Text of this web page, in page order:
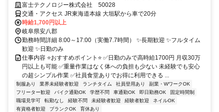
富士テクノロジー株式会社 50028
交通・アクセス JR東海道本線 大垣駅から車で20分
時給1,700円以上
岐阜県安八郡
勤務時間詳細 8:00～17:00（実働7.7時間） ✨長期歓迎 ✨フルタイム
歓迎 ✨日勤のみ
仕事内容 ⭐おすすめポイント⭐ ✅日勤のみで高時給1700円 月収30万
円以上も可能 ✅重量作業はなく体への負担も少ない 未経験でも安心
の超シンプル作業 ✅社員食堂ありでお得に利用できる ...
制服あり 業界未経験者歓迎 ランチタイム 社員登用あり
副業・WワークOK
フリーター歓迎
バイク通勤OK 学歴不問 車通勤OK 即日勤務OK
固定時間制
職場見学可
転勤なし 経験不問 未経験者歓迎 経験者歓迎
ネイルOK
有資格者歓迎
ブランクOK 育休あり